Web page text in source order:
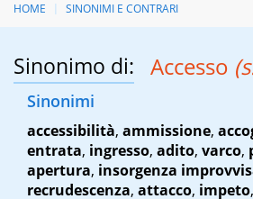
HOME SINONIMI E CONTRARI
Sinonimo di: Accesso
Sinonimi
accessibilità, ammissione,
entrata, ingresso, adito, varco,
apertura, insorgenza
recrudescenza, attacco, impeto,